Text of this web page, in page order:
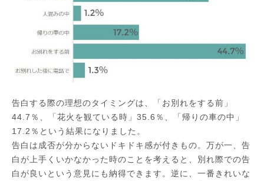
告白する際の理想のタイミングは、「お別れをする前」
44.7％、「花火を観ている時」35.6％、「帰りの車の中」
17.2％という結果になりました。
告白は成否が分からないドキドキ感が付きもの。万が一、告
白が上手くいかなかった時のことを考えると、別れ際での告
白が良いという意見にも納得できます。逆に、一番きれいな